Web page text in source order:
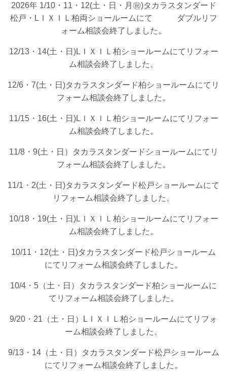
2026年 1/10・11・12(土・日・月㊗)タカラスタンダード
松戸・LＩＸＩＬ柏両ショールームにて ダブルリフ
ォーム相談会終了しました。
12/13・14(土・日)LＩＸＩＬ柏ショールームにてリフォー
ム相談会終了しました。
12/6・7(土・日)タカラスタンダード柏ショールームにてリ
フォーム相談会終了しました。
11/15・16(土・日)LＩＸＩＬ柏ショールームにてリフォー
ム相談会終了しました。
11/8・9(土・日）タカラスタンダードショールームにてリ
フォーム相談会終了しました。
11/1・2(土・日)タカラスタンダード松戸ショールームにて
リフォーム相談会終了しました。
10/18・19(土・日)LＩＸＩＬ柏ショールームにてリフォー
ム相談会終了しました。
10/11・12(土・日)タカラスタンダード松戸ショールーム
にてリフォーム相談会終了しました。
10/4・5（土・日）タカラスタンダード柏ショールームに
てリフォーム相談会終了しました。
9/20・21（土・日）LＩＸＩＬ柏ショールームにてリフォ
ーム相談会終了しました。
9/13・14（土・日）タカラスタンダード松戸ショールーム
にてリフォーム相談会終了しました。